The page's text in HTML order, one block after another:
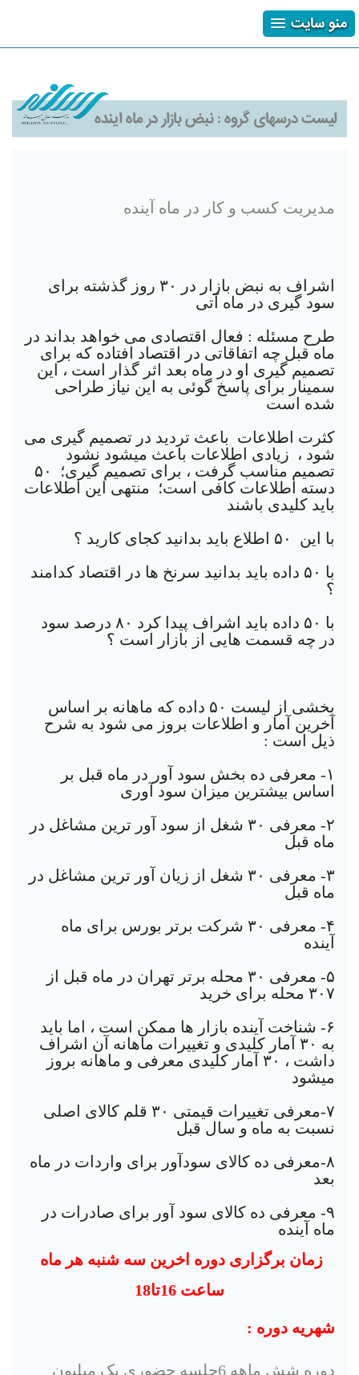
منو سایت
لیست درسهای گروه :نبض بازار در ماه اینده
مدیریت کسب و کار در ماه آینده
اشراف به نبض بازار در ٣٠ روز گذشته برای
سود گیری در ماه آتی
طرح مسئله : فعال اقتصادی می خواهد بداند در
ماه قبل چه اتفاقاتی در اقتصاد افتاده که برای
تصمیم گیری او در ماه بعد اثر گذار است ، این
سمینار برای پاسخ گوئی به این نیاز طراحی
شده است
کثرت اطلاعات باعث تردید در تصمیم گیری می
شود ، زیادی اطلاعات باعث میشود نشود
تصمیم مناسب گرفت ، برای تصمیم گیری؛ ۵٠
دسته اطلاعات کافی است؛ منتهی این اطلاعات
باید کلیدی باشند
با این ۵٠ اطلاع باید بدانید کجای کارید ؟
با ۵٠ داده باید بدانید سرنخ ها در اقتصاد کدامند
؟
با ۵٠ داده باید اشراف پیدا کرد ٨٠ درصد سود
در چه قسمت هایی از بازار است ؟
بخشی از لیست ۵٠ داده که ماهانه بر اساس
آخرین آمار و اطلاعات بروز می شود به شرح
ذیل است :
١- معرفی ده بخش سود آور در ماه قبل بر
اساس بیشترین میزان سود آوری
٢- معرفی ٣٠ شغل از سود آور ترین مشاغل در
ماه قبل
٣- معرفی ٣٠ شغل از زیان آور ترین مشاغل در
ماه قبل
۴- معرفی ٣٠ شرکت برتر بورس برای ماه
آینده
۵- معرفی ٣٠ محله برتر تهران در ماه قبل از
٣٠٧ محله برای خرید
۶- شناخت آینده بازار ها ممکن است ، اما باید
به ٣٠ آمار کلیدی و تغییرات ماهانه آن اشراف
داشت ، ٣٠ آمار کلیدی معرفی و ماهانه بروز
میشود
٧-معرفی تغییرات قیمتی ٣٠ قلم کالای اصلی
نسبت به ماه و سال قبل
٨-معرفی ده کالای سودآور برای واردات در ماه
بعد
٩- معرفی ده کالای سود آور برای صادرات در
ماه آینده
زمان برگزاری دوره اخرین سه شنبه هر ماه
ساعت 16تا18
شهریه دوره :
دوره شش ماهه 6جلسه حضوری یک میلیون